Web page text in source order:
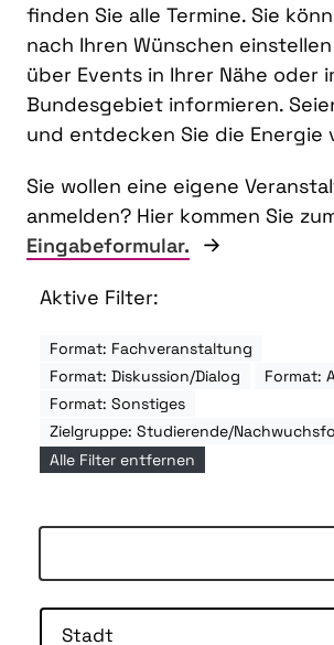
finden Sie alle Termine. Sie
nach Ihren Wünschen
über Events in Ihrer Nähe oder
Bundesgebiet informieren.
und entdecken Sie die Energie
Sie wollen eine eigene
anmelden? Hier kommen Sie
Eingabeformular.
Aktive Filter:
Format: Fachveranstaltung
Format: Diskussion/Dialog
Format:
Format: Sonstiges
Zielgruppe: Studierende/
Alle Filter entfernen
Stadt